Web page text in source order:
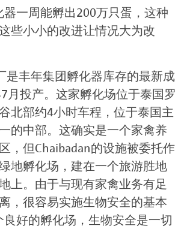
器一周能孵出200万只蛋，这种
些小小的改进让情况大为改
是丰年集团孵化器库存的最新成
月投产。这家孵化场位于泰国罗
北部约4小时车程，位于泰国主
的中部。这确实是一个家禽养
，但Chaibadan的设施被委托作
地孵化场，建在一个旅游胜地
上。由于与现有家禽业务有足
，很容易实施生物安全的基本
良好的孵化场，生物安全是一切